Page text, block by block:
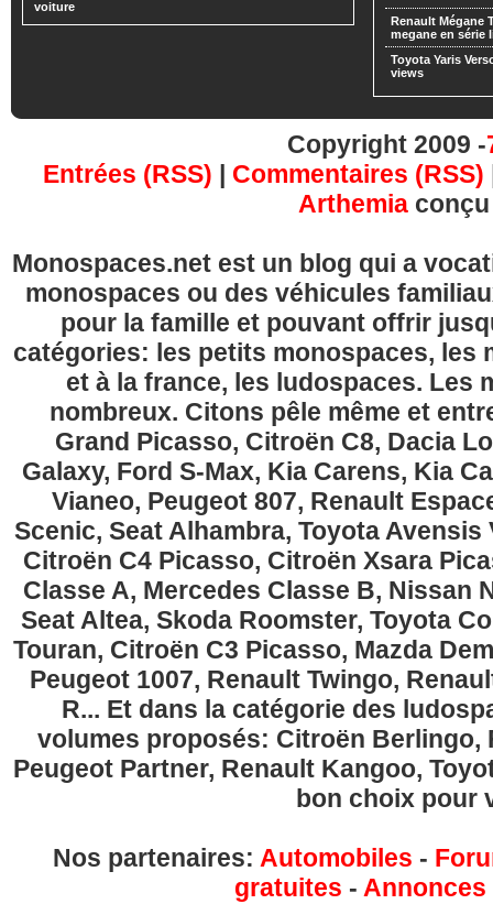
voiture
Renault Mégane
megane en série
Toyota Yaris
views
Copyright 2009 -
Entrées (RSS) | Commentaires (RSS)
Arthemia
Monospaces.net est un blog qui a
monospaces ou des véhicules
pour la famille et pouvant offrir
catégories: les petits monospaces, les
et à la france, les ludospaces. Les
nombreux. Citons pêle même et
Grand Picasso, Citroën C8, Dacia
Galaxy, Ford S-Max, Kia Carens, Kia
Vianeo, Peugeot 807, Renault
Scenic, Seat Alhambra, Toyota
Citroën C4 Picasso, Citroën Xsara
Classe A, Mercedes Classe B, Nissan
Seat Altea, Skoda Roomster, Toyota
Touran, Citroën C3 Picasso, Mazda
Peugeot 1007, Renault Twingo,
R... Et dans la catégorie des
volumes proposés: Citroën Berlingo,
Peugeot Partner, Renault Kangoo,
bon choix pour
Nos partenaires: Automobiles -
gratuites -